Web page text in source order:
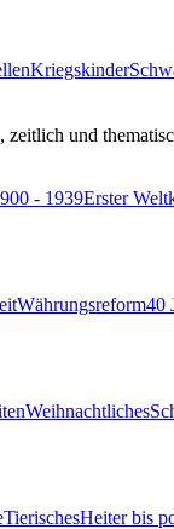
Kriegskinder
zeitlich und
- 1939Erster
Währungsreform40
Weihnachtliches
TierischesHeiter bis